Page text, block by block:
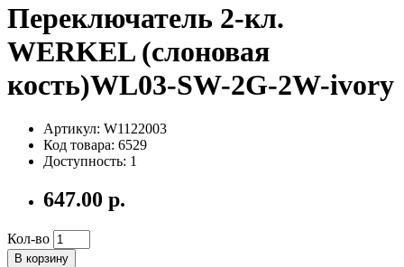
Переключатель 2-кл.
WERKEL (слоновая
кость)WL03-SW-2G-2W-ivory
Артикул: W1122003
Код товара: 6529
Доступность: 1
647.00 р.
Кол-во
В корзину